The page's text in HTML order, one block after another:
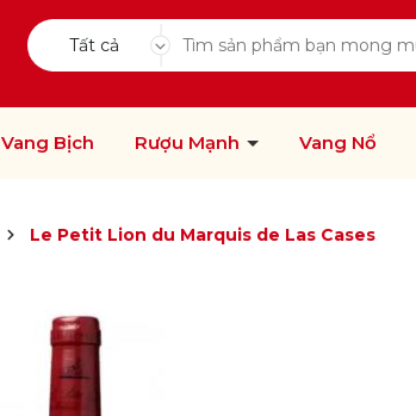
Tất cả
Vang Bịch Rượu Mạnh Vang Nổ
Le Petit Lion du Marquis de Las Cases